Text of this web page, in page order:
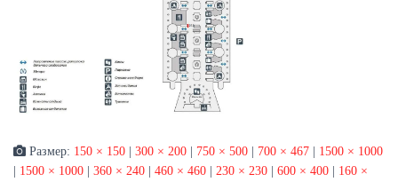
Размер: 150 × 150 | 300 × 200 | 750 × 500 | 700 × 467 | 1500 × 1000
| 1500 × 1000 | 360 × 240 | 460 × 460 | 230 × 230 | 600 × 400 | 160 ×